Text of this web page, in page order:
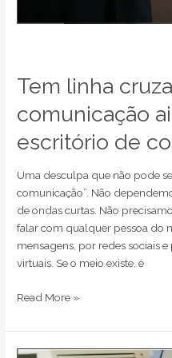
Tem linha
comunicação
escritório de
Uma desculpa que não pode
comunicação”. Não
de ondas curtas. Não
falar com qualquer pessoa do
mensagens, por redes sociais
virtuais. Se o meio existe, é
Read More »